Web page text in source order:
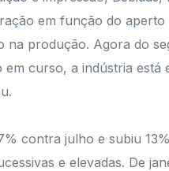
em função do
produção. Agora do
curso, a indústria está
contra julho e subiu
e elevadas. De